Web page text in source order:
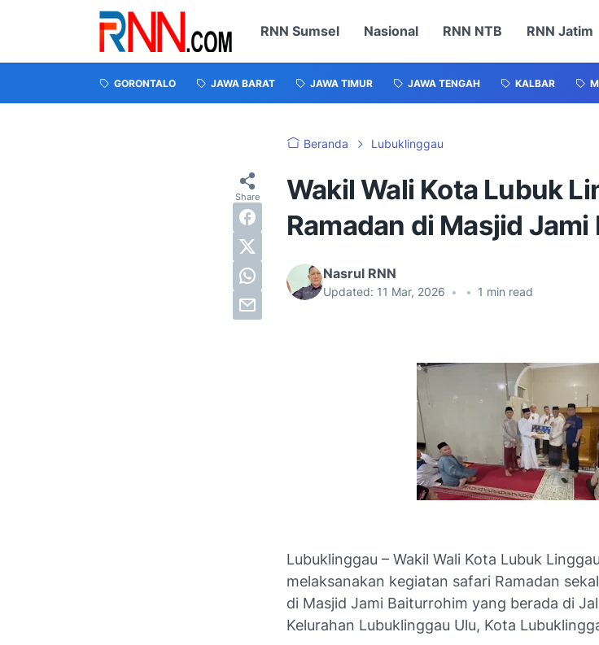
RNN Sumsel Nasional RNN NTB RNN Jatim
GORONTALO JAWA BARAT JAWA TIMUR JAWA TENGAH KALBAR
Beranda Lubuklinggau
Wakil Wali Kota Lubuk
Ramadan di Masjid
Nasrul RNN
Updated: 11 Mar, 2026 • • 1 min read
Lubuklinggau – Wakil Wali Kota Lubuk
melaksanakan kegiatan safari Ramadan
di Masjid Jami Baiturrohim yang berada di
Kelurahan Lubuklinggau Ulu, Kota